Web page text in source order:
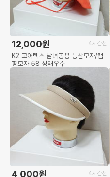
4시간전
12,000원
K2 고어텍스 남녀공용 등산모자/캠
핑모자 58 상태우수
4시간전
4,000원